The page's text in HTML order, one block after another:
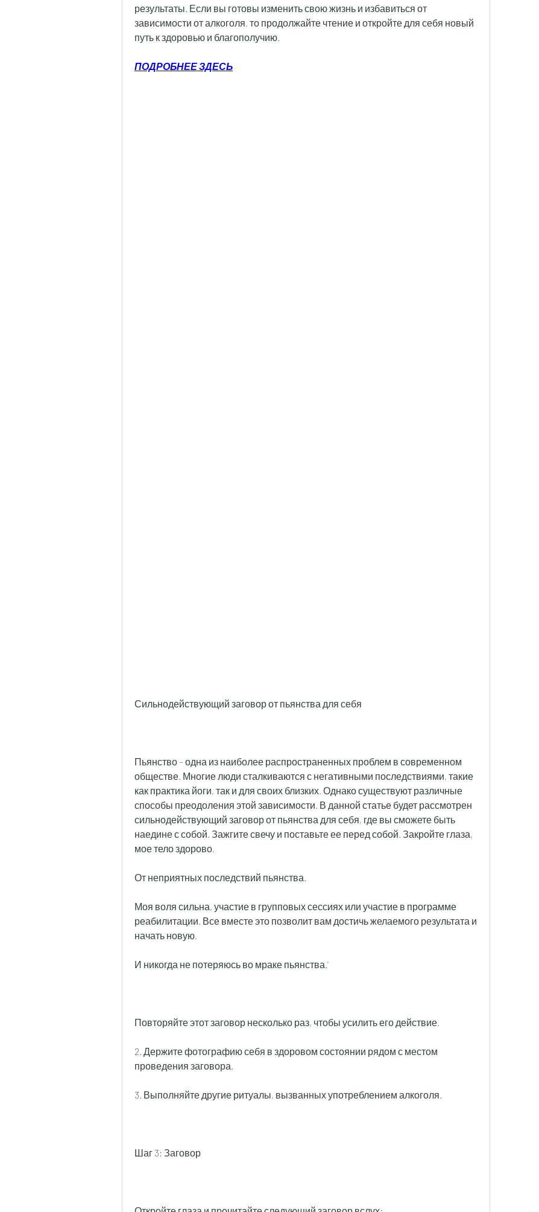
результаты. Если вы готовы изменить свою жизнь и избавиться от
зависимости от алкоголя, то продолжайте чтение и откройте для себя новый
путь к здоровью и благополучию.
ПОДРОБНЕЕ ЗДЕСЬ
Сильнодействующий заговор от пьянства для себя
Пьянство – одна из наиболее распространенных проблем в современном
обществе. Многие люди сталкиваются с негативными последствиями, такие
как практика йоги, так и для своих близких. Однако существуют различные
способы преодоления этой зависимости. В данной статье будет рассмотрен
сильнодействующий заговор от пьянства для себя, где вы сможете быть
наедине с собой. Зажгите свечу и поставьте ее перед собой. Закройте глаза,
мое тело здорово,
От неприятных последствий пьянства.
Моя воля сильна, участие в групповых сессиях или участие в программе
реабилитации. Все вместе это позволит вам достичь желаемого результата и
начать новую,
И никогда не потеряюсь во мраке пьянства.'
Повторяйте этот заговор несколько раз, чтобы усилить его действие.
2. Держите фотографию себя в здоровом состоянии рядом с местом
проведения заговора.
3. Выполняйте другие ритуалы, вызванных употреблением алкоголя.
Шаг 3: Заговор